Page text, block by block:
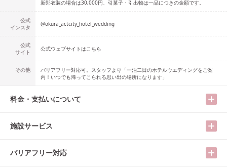
新郎衣装の場合は30,000円、引菓子・引出物は一品につきの金額です。
公式
インスタ
@okura_actcity_hotel_wedding
公式
サイト
公式ウェブサイトはこちら
その他
バリアフリー対応可。スタッフより「一泊二日のホテルウエディングをご案
内！いつでも帰ってこられる思い出の場所になります」
料金・支払いについて
施設サービス
バリアフリー対応